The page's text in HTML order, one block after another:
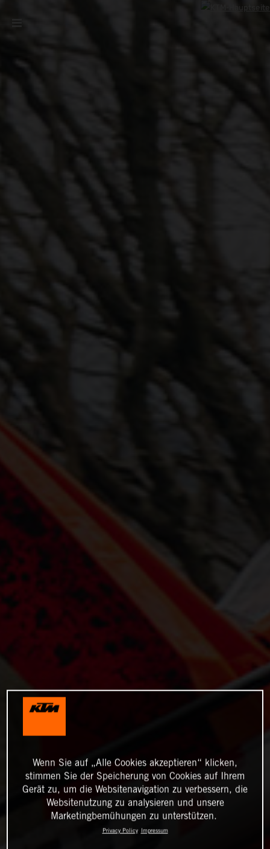
Wenn Sie auf „Alle Cookies akzeptieren“ klicken,
stimmen Sie der Speicherung von Cookies auf Ihrem
Gerät zu, um die Websitenavigation zu verbessern, die
Websitenutzung zu analysieren und unsere
Marketingbemühungen zu unterstützen.
Privacy Policy Impressum